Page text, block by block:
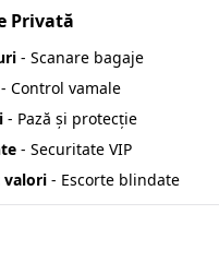
Privată
- Scanare bagaje
Control vamale
- Pază și protecție
- Securitate VIP
valori- Escorte blindate